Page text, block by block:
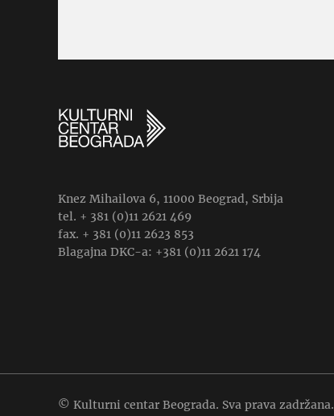
Knez Mihailova 6, 11000 Beograd, Srbija
tel. + 381 (0)11 2621 469
fax. + 381 (0)11 2623 853
Blagajna DKC-a: +381 (0)11 2621 174
© Kulturni centar Beograda. Sva prava zadržana.